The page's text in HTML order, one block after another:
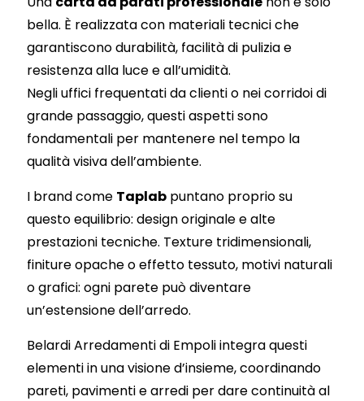
bella. È realizzata con materiali tecnici che
garantiscono durabilità, facilità di pulizia e
resistenza alla luce e all’umidità.
Negli uffici frequentati da clienti o nei corridoi di
grande passaggio, questi aspetti sono
fondamentali per mantenere nel tempo la
qualità visiva dell’ambiente.
I brand come Taplab puntano proprio su
questo equilibrio: design originale e alte
prestazioni tecniche. Texture tridimensionali,
finiture opache o effetto tessuto, motivi naturali
o grafici: ogni parete può diventare
un’estensione dell’arredo.
Belardi Arredamenti di Empoli integra questi
elementi in una visione d’insieme, coordinando
pareti, pavimenti e arredi per dare continuità al